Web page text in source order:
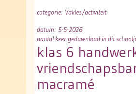
categorie: Vakles/activiteit
datum: 5-5-2026
aantal keer gedownload in dit
klas 6
macramé